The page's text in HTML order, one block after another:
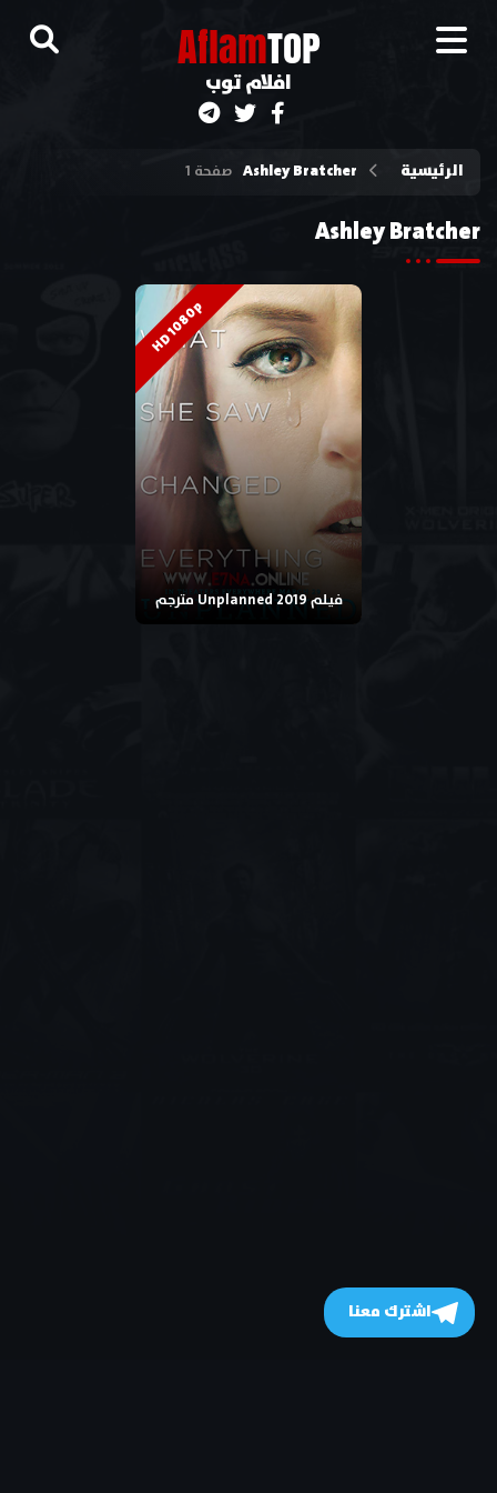
AflamTOP
افلام توب
الرئيسية Ashley Bratcher صفحة 1
Ashley Bratcher
HD 1080p
فيلم Unplanned 2019 مترجم
اشترك معنا